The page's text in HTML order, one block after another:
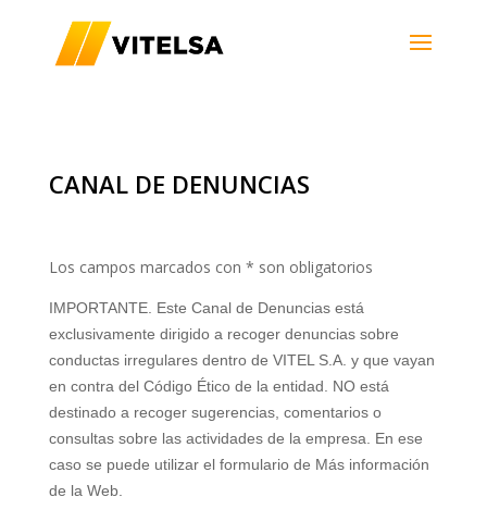
CANAL DE DENUNCIAS
Los campos marcados con * son obligatorios
IMPORTANTE. Este Canal de Denuncias está
exclusivamente dirigido a recoger denuncias sobre
conductas irregulares dentro de VITEL S.A. y que vayan
en contra del Código Ético de la entidad. NO está
destinado a recoger sugerencias, comentarios o
consultas sobre las actividades de la empresa. En ese
caso se puede utilizar el formulario de Más información
de la Web.